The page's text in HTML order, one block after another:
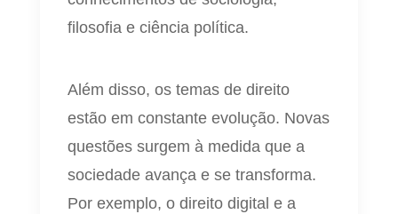
filosofia e ciência política.
Além disso, os temas de direito
estão em constante evolução. Novas
questões surgem à medida que a
sociedade avança e se transforma.
Por exemplo, o direito digital e a